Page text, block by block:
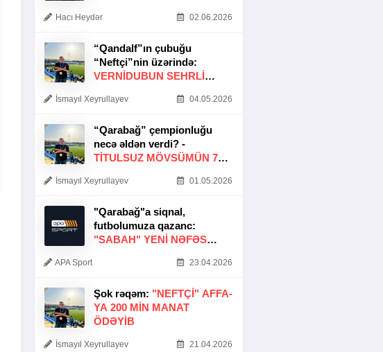
Hacı Heydər 02.06.2026
“Qandalf”ın çubuğu
“Neftçi”nin üzərində:
VERNİDUBUN SEHRLİ
İsmayıl Xeyrullayev 04.05.2026
“Qarabağ” çempionluğu
necə əldən verdi? -
TITULSUZ MÖVSÜMÜN 7
İsmayıl Xeyrullayev 01.05.2026
"Qarabağ"a siqnal,
futbolumuza qazanc:
"SABAH" YENI NƏFƏS
APA Sport 23.04.2026
Şok rəqəm: "NEFTÇI" AFFA-
YA 200 MIN MANAT
ÖDƏYIB
İsmayıl Xeyrullayev 21.04.2026